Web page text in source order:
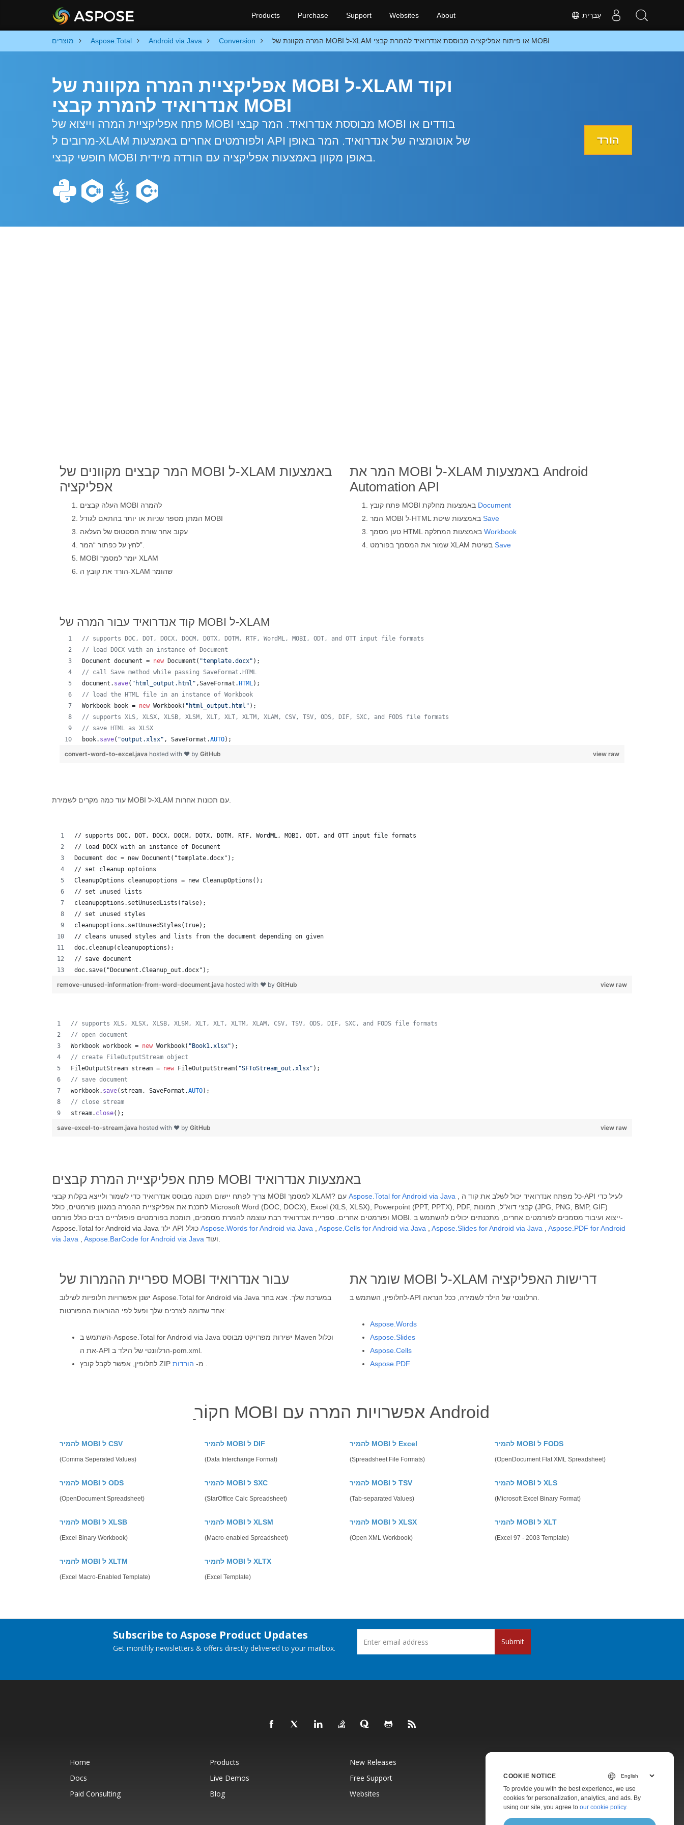
עִברִית Products Purchase Support Websites About
מוצרים Aspose.Total Android via Java Conversion המרה מקוונת של MOBI ל-XLAM או פיתוח אפליקציה מבוססת אנדרואיד להמרת קבצי MOBI
אפליקציית המרה מקוונת של MOBI ל-XLAM וקוד
אנדרואיד להמרת קבצי MOBI
פתח אפליקציית המרה וייצוא של MOBI מבוססת אנדרואיד. המר קבצי MOBI בודדים או
מרובים ל-XLAM ולפורמטים אחרים באמצעות API של אוטומציה של אנדרואיד. המר באופן
חופשי קבצי MOBI באופן מקוון באמצעות אפליקציה עם הורדה מיידית.
הורד
המר קבצים מקוונים של MOBI ל-XLAM באמצעות
אפליקציה
העלה קבצים MOBI להמרה
המתן מספר שניות או יותר בהתאם לגודל MOBI
עקוב אחר שורת הסטטוס של העלאה
לחץ על כפתור “המר”.
MOBI יומר למסמך XLAM
הורד את קובץ ה-XLAM שהומר
המר את MOBI ל-XLAM באמצעות Android
Automation API
Document
Save
Workbook
Save
קוד אנדרואיד עבור המרה של MOBI ל-XLAM
// supports DOC, DOT, DOCX, DOCM, DOTX, DOTM, RTF, WordML, MOBI, ODT, and OTT input file formats
// load DOCX with an instance of Document
Document document = new Document ( "template.docx" );
// call Save method while passing SaveFormat.HTML
document . save( "html_output.html" ,SaveFormat . HTML);
// load the HTML file in an instance of Workbook
Workbook
book = new Workbook( "html_output.html" );
// supports XLS, XLSX, XLSB, XLSM, XLT, XLT, XLTM, XLAM, CSV, TSV, ODS, DIF, SXC, and FODS file formats
// save HTML as XLSX
book. save( "output.xlsx" , SaveFormat .AUTO);
view raw
convert-word-to-excel.java hosted with ❤ by GitHub
// supports DOC, DOT, DOCX, DOCM, DOTX, DOTM, RTF, WordML, MOBI, ODT, and OTT input file formats
// load DOCX with an instance of Document
Document doc = new Document("template.docx");
// set cleanup optoions
CleanupOptions cleanupoptions = new CleanupOptions();
// set unused lists
cleanupoptions.setUnusedLists(false);
// set unused styles
cleanupoptions.setUnusedStyles(true);
// cleans unused styles and lists from the document depending on given
doc.cleanup(cleanupoptions);
// save document
doc.save("Document.Cleanup_out.docx");
view raw
remove-unused-information-from-word-document.java hosted with ❤ by GitHub
// supports XLS, XLSX, XLSB, XLSM, XLT, XLT, XLTM, XLAM, CSV, TSV, ODS, DIF, SXC, and FODS file formats
// open document
Workbook workbook = new Workbook( "Book1.xlsx" );
// create FileOutputStream object
FileOutputStream stream = new FileOutputStream( "SFToStream_out.xlsx" );
// save document
workbook. save( stream, SaveFormat .AUTO);
// close stream
stream. close();
view raw
save-excel-to-stream.java hosted with ❤ by GitHub
פתח אפליקציית המרת קבצים MOBI באמצעות אנדרואיד
Aspose.Total for Android via Java
לתכנת את אפליקציית ההמרה במגוון פורמטים, כולל Microsoft Word (DOC, DOCX), Excel (XLS, XLSX), Powerpoint (PPT, PPTX), PDF, קבצי דוא"ל, תמונות (JPG, PNG, BMP, GIF)
ופורמטים אחרים. ספריית אנדרואיד רבת עוצמה להמרת מסמכים, תומכת בפורמטים פופולריים רבים כולל פורמט MOBI. ייצוא ועיבוד מסמכים לפורמטים אחרים, מתכנתים יכולים להשתמש ב-
Aspose.Words for Android via Java Aspose.Cells for Android via Java Aspose.Slides for Android via Java
Aspose.PDF for Android
via Java
Aspose.BarCode for Android via Java
ספריית ההמרות של MOBI עבור אנדרואיד
ישנן אפשרויות חלופיות לשילוב Aspose.Total for Android via Java במערכת שלך. אנא בחר
אחד שדומה לצרכים שלך ופעל לפי ההוראות המפורטות:
השתמש ב-Aspose.Total for Android via Java ישירות מפרויקט מבוסס Maven וכלול
את ה-API הרלוונטי של הילד ב-pom.xml.
לחלופין, אפשר לקבל קובץ ZIP מ- הורדות
שומר את MOBI ל-XLAM דרישות האפליקציה
Aspose.Words
Aspose.Slides
Aspose.Cells
Aspose.PDF
ַחקוֹר MOBI אפשרויות המרה עם Android
להמיר MOBI ל CSV
(Comma Seperated Values)
להמיר MOBI ל DIF
(Data Interchange Format)
להמיר MOBI ל Excel
(Spreadsheet File Formats)
להמיר MOBI ל FODS
(OpenDocument Flat XML Spreadsheet)
להמיר MOBI ל ODS
(OpenDocument Spreadsheet)
להמיר MOBI ל SXC
(StarOffice Calc Spreadsheet)
להמיר MOBI ל TSV
(Tab-separated Values)
להמיר MOBI ל XLS
(Microsoft Excel Binary Format)
להמיר MOBI ל XLSB
(Excel Binary Workbook)
להמיר MOBI ל XLSM
(Macro-enabled Spreadsheet)
להמיר MOBI ל XLSX
(Open XML Workbook)
להמיר MOBI ל XLT
(Excel 97 - 2003 Template)
להמיר MOBI ל XLTM
(Excel Macro-Enabled Template)
להמיר MOBI ל XLTX
(Excel Template)
Subscribe to Aspose Product Updates
Get monthly newsletters & offers directly delivered to your mailbox.
Submit
Home Products New Releases
Docs
Live Demos Free Support
Paid Support
Paid Consulting
Blog Websites About
COOKIE NOTICE
To provide you with the best experience, we use
cookies for personalization, analytics, and ads. By
using our site, you agree to our cookie policy.